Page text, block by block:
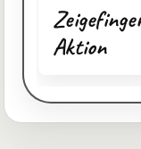
Aktion